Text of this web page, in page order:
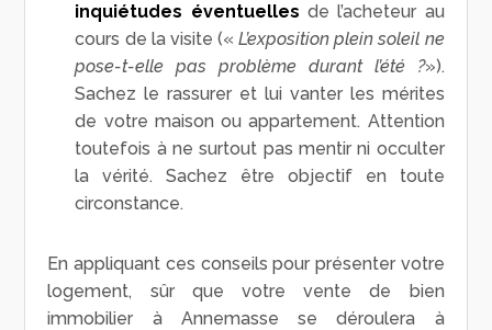
inquiétudes éventuelles de l’acheteur au
cours de la visite («L’exposition plein soleil ne
pose-t-elle pas problème durant l’été ?»).
Sachez le rassurer et lui vanter les mérites
de votre maison ou appartement. Attention
toutefois à ne surtout pas mentir ni occulter
la vérité. Sachez être objectif en toute
circonstance.
En appliquant ces conseils pour présenter votre
logement, sûr que votre vente de bien
immobilier à Annemasse se déroulera à